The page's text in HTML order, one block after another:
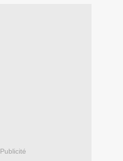
Publicité